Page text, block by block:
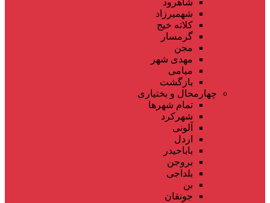
شهمیرزاد
کلاته خیج
گرمسار
مجن
مهدی شهر
میامی
بازگشت
چهارمحال و بختیاری
تمام شهر‌ها
شهرکرد
آلونی
اردل
باباحیدر
بروجن
بلداجی
بن
جونقان